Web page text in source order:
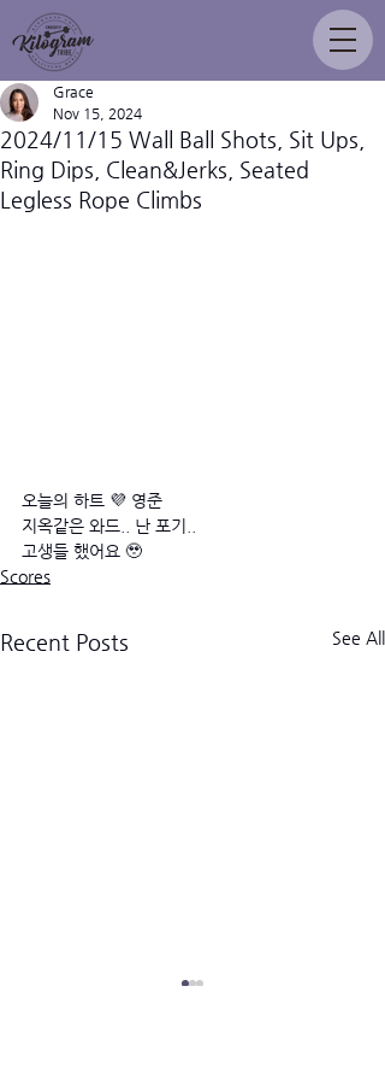
2024/11/15 Wall Ball Shots, Sit Ups,
Ring Dips, Clean&Jerks, Seated
Legless Rope Climbs
Grace
Nov 15, 2024
오늘의 하트 💜 영준
지옥같은 와드.. 난 포기..
고생들 했어요 🥹
Scores
Recent Posts See All